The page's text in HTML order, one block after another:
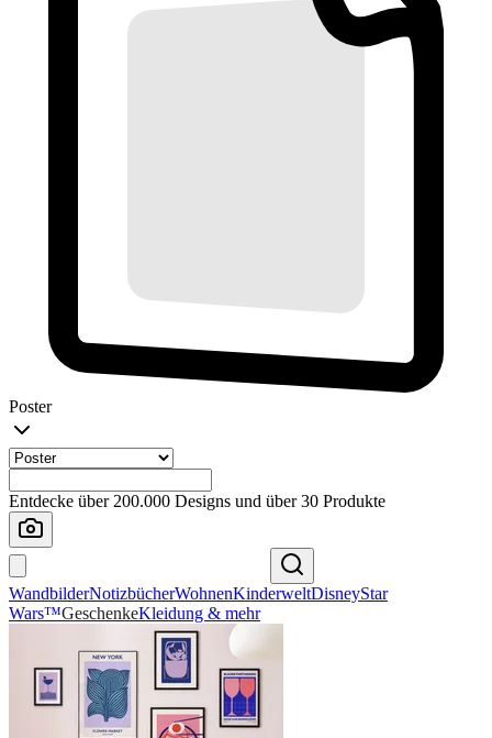
Poster
Entdecke über 200.000 Designs und über 30 Produkte
WandbilderNotizbücherWohnenKinderweltDisneyStar
Wars™GeschenkeKleidung & mehr